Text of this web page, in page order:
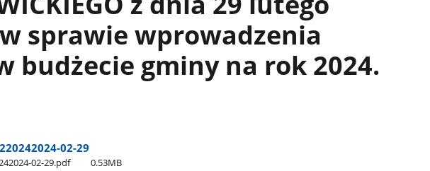
sprawie wprowadzenia
budżecie gminy na rok 2024.
02-29
02-29.pdf 0.53MB